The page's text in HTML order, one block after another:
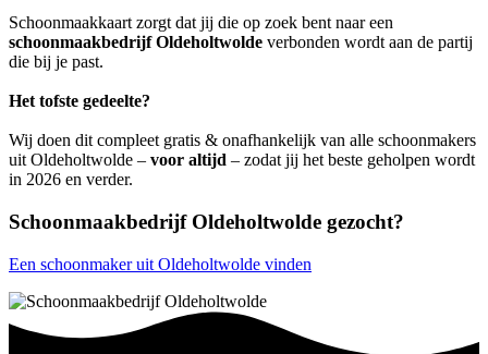
Schoonmaakkaart zorgt dat jij die op zoek bent naar een
schoonmaakbedrijf Oldeholtwolde verbonden wordt aan de partij
die bij je past.
Het tofste gedeelte?
Wij doen dit compleet gratis & onafhankelijk van alle schoonmakers
uit Oldeholtwolde – voor altijd – zodat jij het beste geholpen wordt
in 2026 en verder.
Schoonmaakbedrijf Oldeholtwolde gezocht?
Een schoonmaker uit Oldeholtwolde vinden